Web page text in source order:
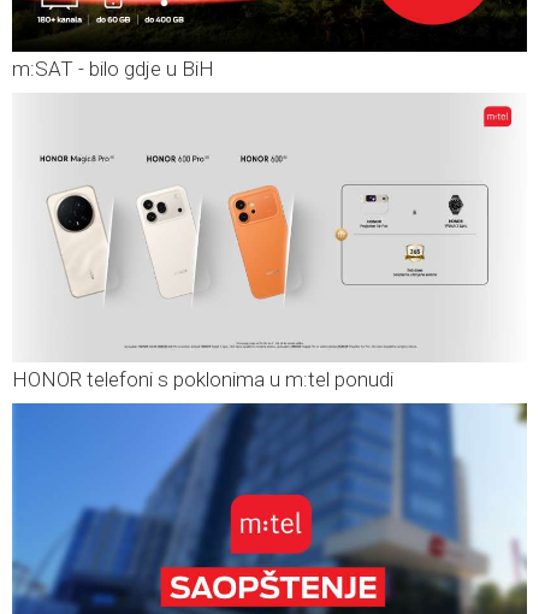
m:SAT - bilo gdje u BiH
HONOR telefoni s poklonima u m:tel ponudi